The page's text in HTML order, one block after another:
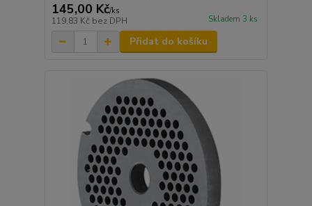
145,00 Kč/ks
119,83 Kč bez DPH Skladem 3 ks
Přidat do košíku